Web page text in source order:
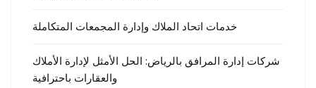
خدمات اتحاد الملاك وإدارة المجمعات المتكاملة
شركات إدارة المرافق بالرياض: الحل الأمثل لإدارة الأملاك
والعقارات باحترافية